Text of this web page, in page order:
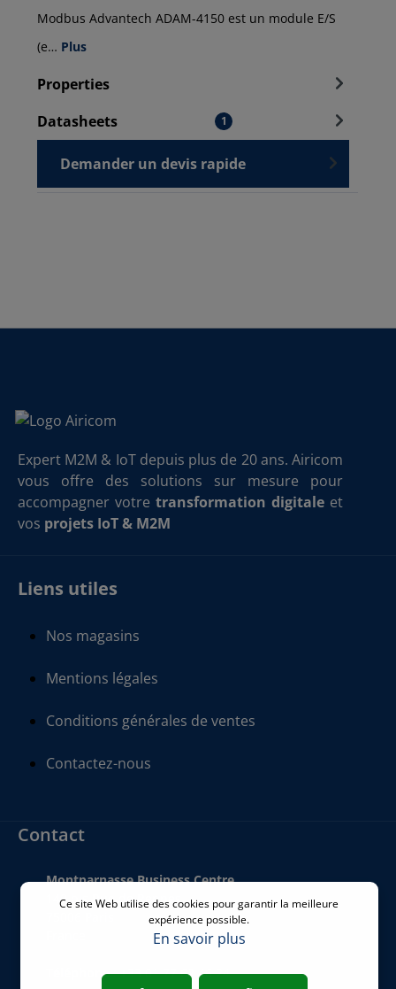
Modbus Advantech ADAM-4150 est un module E/S
(e… Plus
Properties
Datasheets
1
Demander un devis rapide
Expert M2M & IoT depuis plus de 20 ans. Airicom
vous offre des solutions sur mesure pour
accompagner votre transformation digitale et
vos projets IoT & M2M
Liens utiles
Nos magasins
Mentions légales
Conditions générales de ventes
Contactez-nous
Contact
Montparnasse Business Centre
140 bis Rue de Rennes
Téléphone:+33 01 77 62 46 24
Ce site Web utilise des cookies pour garantir la meilleure
expérience possible.
En savoir plus